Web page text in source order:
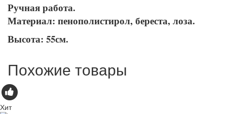
Ручная работа.
Материал: пенополистирол, береста, лоза.
Высота: 55см.
Похожие товары
Хит